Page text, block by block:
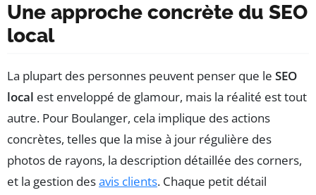
Une approche concrète du SEO
local
La plupart des personnes peuvent penser que le SEO
local est enveloppé de glamour, mais la réalité est tout
autre. Pour Boulanger, cela implique des actions
concrètes, telles que la mise à jour régulière des
photos de rayons, la description détaillée des corners,
et la gestion desavis clients. Chaque petit détail